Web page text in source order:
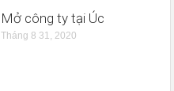
Mở công ty tại Úc
Tháng 8 31, 2020